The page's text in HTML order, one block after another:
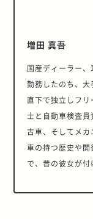
増田 真吾
国産ディーラー
勤務したのち、
直下で独立しフ
士と自動車検査
古車、そしてメ
車の持つ歴史や
で、昔の彼女が付